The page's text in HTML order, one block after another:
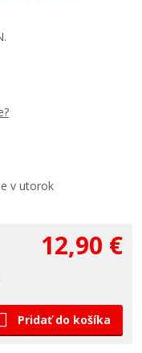
v utorok
12,90 €
Pridať do košíka